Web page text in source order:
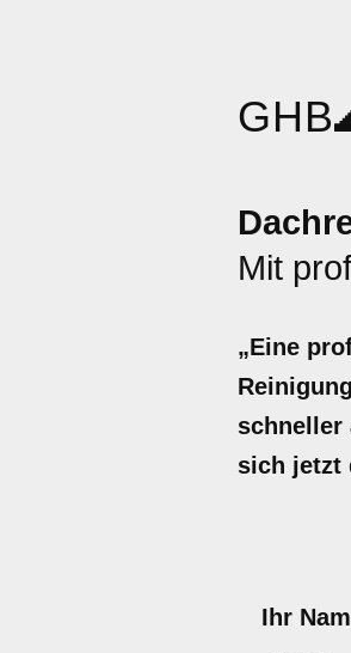
GHB
Mit
„Eine
schneller
sich jetzt
Ihr